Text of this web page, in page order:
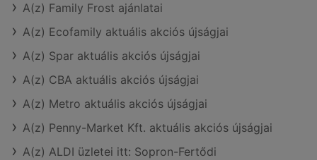
A(z) Family Frost ajánlatai
A(z) Ecofamily aktuális akciós újságjai
A(z) Spar aktuális akciós újságjai
A(z) CBA aktuális akciós újságjai
A(z) Metro aktuális akciós újságjai
A(z) Penny-Market Kft. aktuális akciós újságjai
A(z) ALDI üzletei itt: Sopron-Fertődi